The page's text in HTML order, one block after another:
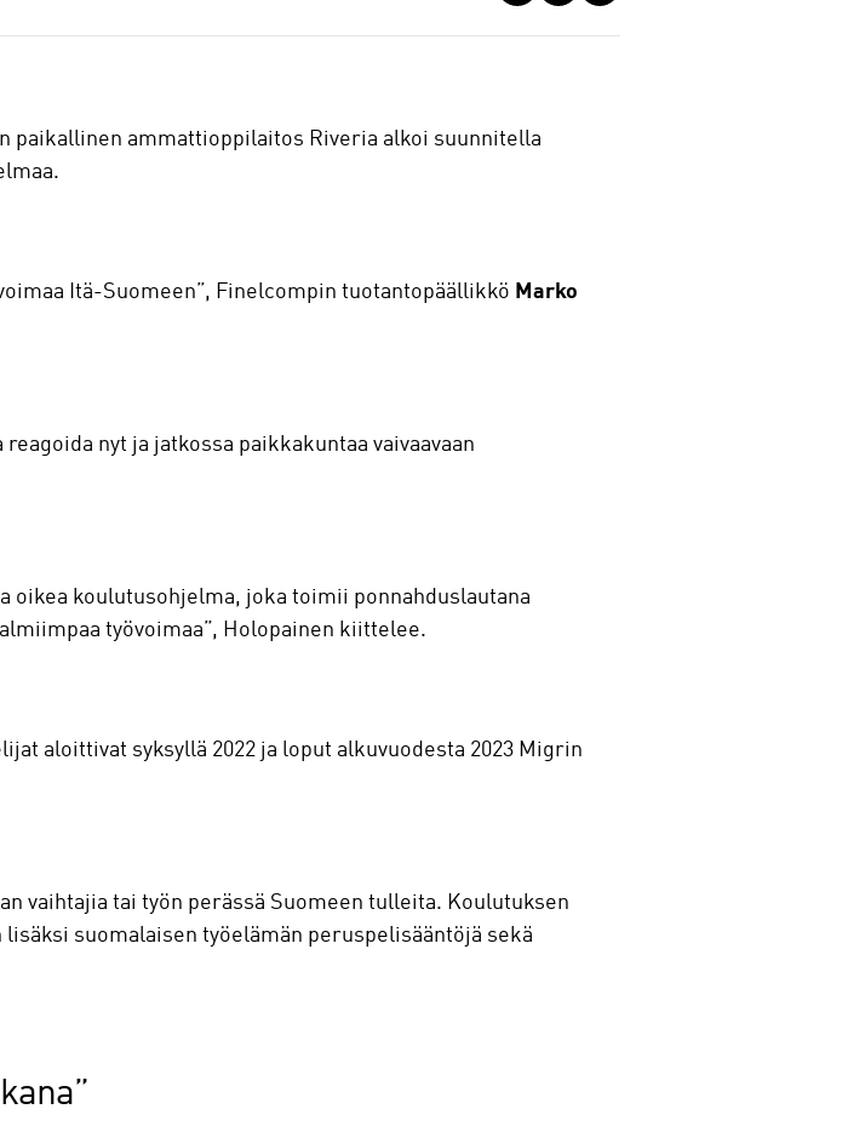
paikallinen ammattioppilaitos Riveria alkoi suunnitella
Itä-Suomeen”, Finelcompin tuotantopäällikkö Marko
nyt ja jatkossa paikkakuntaa vaivaavaan
koulutusohjelma, joka toimii ponnahduslautana
työvoimaa”, Holopainen kiittelee.
aloittivat syksyllä 2022 ja loput alkuvuodesta 2023 Migrin
vaihtajia tai työn perässä Suomeen tulleita. Koulutuksen
suomalaisen työelämän peruspelisääntöjä sekä